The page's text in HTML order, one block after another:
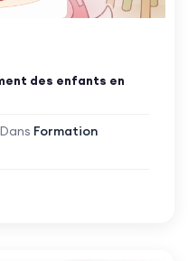
des enfants en
Dans Formation